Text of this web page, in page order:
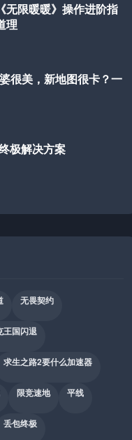
无限暖暖》操作进阶指
理
很美，新地图很卡？一
极解决方案
无畏契约
王国闪退
求生之路2要什么加速器
限竞速地 平线
丢包终极